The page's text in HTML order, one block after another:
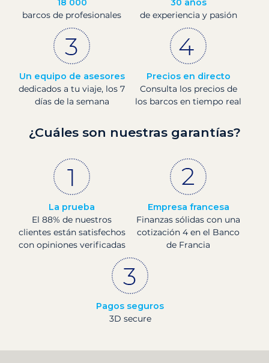
18 000
barcos de profesionales
30 años
de experiencia y pasión
Un equipo de asesores
dedicados a tu viaje, los 7
días de la semana
Precios en directo
Consulta los precios de
los barcos en tiempo real
¿Cuáles son nuestras garantías?
La prueba
El 88% de nuestros
clientes están satisfechos
con opiniones verificadas
Empresa francesa
Finanzas sólidas con una
cotización 4 en el Banco
de Francia
Pagos seguros
3D secure